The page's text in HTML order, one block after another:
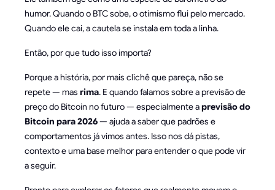
humor. Quando o BTC sobe, o otimismo flui pelo mercado.
Quando ele cai, a cautela se instala em toda a linha.
Então, por que tudo isso importa?
Porque a história, por mais clichê que pareça, não se
repete — mas rima. E quando falamos sobre a previsão de
preço do Bitcoin no futuro — especialmente aprevisão do
Bitcoin para 2026— ajuda a saber que padrões e
comportamentos já vimos antes. Isso nos dá pistas,
contexto e uma base melhor para entender o que pode vir
a seguir.